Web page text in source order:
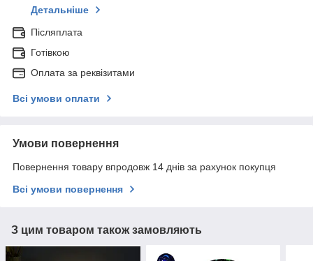
Детальніше
Післяплата
Готівкою
Оплата за реквізитами
Всі умови оплати
Умови повернення
Повернення товару впродовж 14 днів за рахунок покупця
Всі умови повернення
З цим товаром також замовляють